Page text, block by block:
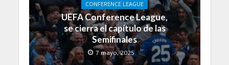
CONFERENCE LEAGUE
UEFA Conference League,
se cierra el capítulo de las
Semifinales
7 mayo, 2025